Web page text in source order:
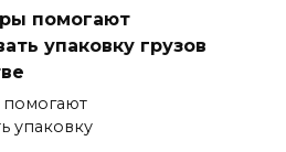
помогают
упаковку грузов
помогают
упаковку